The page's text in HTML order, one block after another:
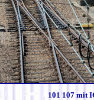
101 107 mit